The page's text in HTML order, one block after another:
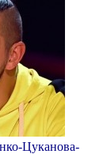
Цуканова-